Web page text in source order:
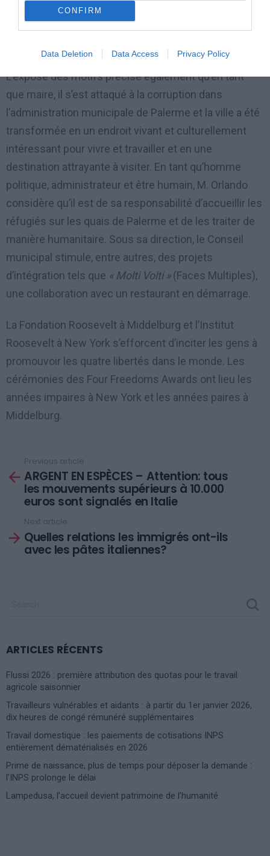
CONFIRM
Data Deletion Data Access Privacy Policy
unies Kofi Annan, Malala Yousafzai, la juge Ruth Bader
L’exposé des motifs précise également qu’en tant
que maire, il s’est attaqué à la corruption dans
l’administration municipale de Palerme et la ville a été
transformée en un endroit vivant et culturellement
intéressant pour vivre et travailler et en une
destination attrayante à visiter. En tant qu’homme
politique, administrateur et être humain, M. Orlando
considère qu’il est de sa responsabilité d’accueillir les
réfugiés sur les quais de Palerme et de les traiter de
manière humanitaire. Sous sa direction, le Conseil
municipal stimule, entre autres, des projets
d’intégration tels que « Molti Volti »(Faces Multiples),
une collaboration avec un restaurant en démarrage.
La Fondation Roosevelt à Middelburg et l’Institut
Roosevelt à New York s’efforcent d’inciter les gens à
promouvoir les quatre libertés dans le monde. Les
cérémonies des Four Freedoms Awards ont lieu les
années impaires à New York et les années paires à
Middelburg.
more
Previous article
ARGENT EN ESPÈCES – Attention: tous
les mouvements supérieurs à 10.000
euros sont signalés en Italie
Next article
Quelles relations les immigrés ont-ils
avec les pâtes italiennes?
ARTICLES RÉCENTS
Flussi 2026 : première attribution des quotas pour le travail
agricole saisonnier
Travailleurs vulnérables et aidants : à partir du 1er janvier 2026,
dix heures de congé rémunéré supplémentaires
Travail domestique : les paiements de cotisations INPS
entièrement dématérialisés en 2026
Prime de naissance, plus de temps pour déposer la demande :
l’INPS prolonge le délai
Lampedusa, l’accueil devient patrimoine de l’humanité